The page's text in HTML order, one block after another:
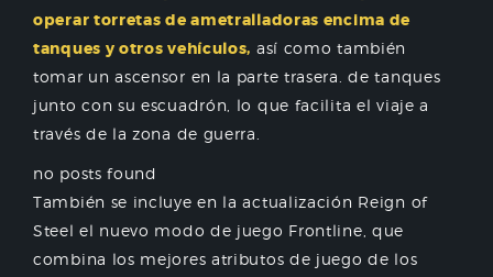
operar torretas de ametralladoras encima de
tanques y otros vehículos, así como también
tomar un ascensor en la parte trasera. de tanques
junto con su escuadrón, lo que facilita el viaje a
través de la zona de guerra.
no posts found
También se incluye en la actualización Reign of
Steel el nuevo modo de juego Frontline, que
combina los mejores atributos de juego de los